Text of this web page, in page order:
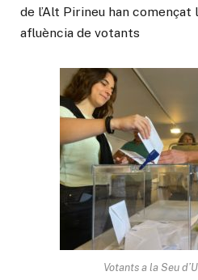
de l’Alt Pirineu han començat
afluència de votants
Votants a la Seu